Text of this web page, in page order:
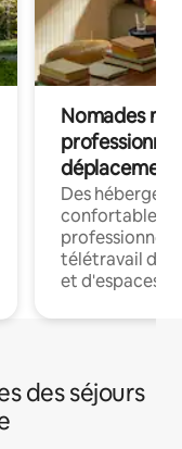
Nomades
déplacement
Des
confortables
professionnels
télétravail
et d'espaces
des séjours